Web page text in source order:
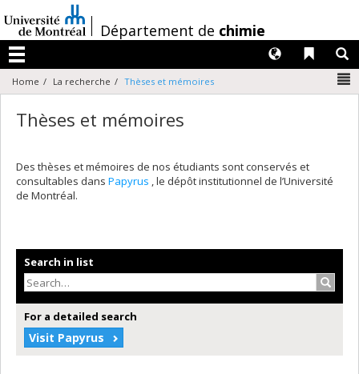
au
contenu
/Département de chimie
Menu
Liens
Langues
Home La recherche Thèses et mémoires
Thèses et mémoires
Des thèses et mémoires de nos étudiants sont conservés et
consultables dans Papyrus , le dépôt institutionnel de l’Université
de Montréal.
Search in list
For a detailed search
Visit Papyrus